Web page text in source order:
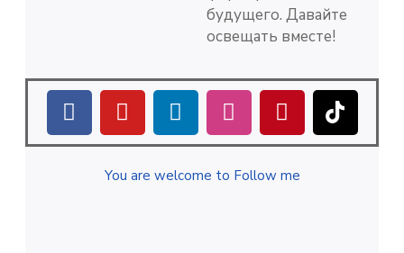
будущего. Давайте
освещать вместе!
You are welcome to Follow me